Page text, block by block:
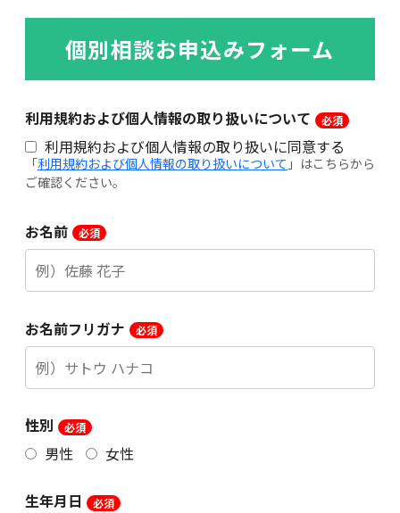
個別相談お申込みフォーム
利用規約および個人情報の取り扱いについて
利用規約および個人情報の取り扱いに同意する
「利用規約および個人情報の取り扱いについて 」はこちらから
ご確認ください。
お名前
お名前フリガナ
性別
男性
女性
生年月日